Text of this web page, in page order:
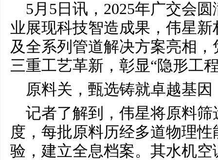
5月5日讯，2025年广交会
业展现科技智造成果，伟星
及全系列管道解决方案亮相
三重工艺革新，彰显“隐形工
原料关，甄选铸就卓越基因
记者了解到，伟星将原料
度，每批原料历经多道物理
验，建立全息档案。其水机